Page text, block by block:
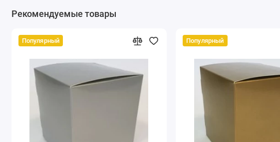
Рекомендуемые товары
Популярный Популярный